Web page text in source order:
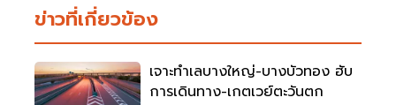
ข่าวที่เกี่ยวข้อง
เจาะทำเลบางใหญ่-บางบัวทอง ฮับ
การเดินทาง-เกตเวย์ตะวันตก